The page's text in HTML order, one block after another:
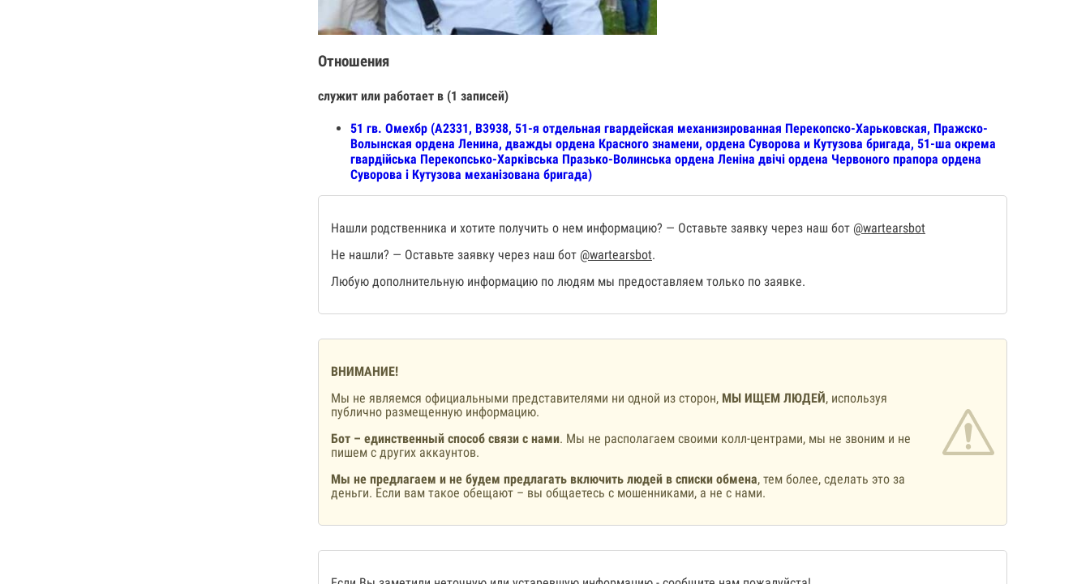
Отношения
служит или работает в (1 записей)
51 гв. Омехбр (А2331, В3938, 51-я отдельная гвардейская механизированная Перекопско-Харьковская, Пражско-
Волынская ордена Ленина, дважды ордена Красного знамени, ордена Суворова и Кутузова бригада, 51-ша окрема
гвардійська Перекопсько-Харківська Празько-Волинська ордена Леніна двічі ордена Червоного прапора ордена
Суворова і Кутузова механізована бригада)
Нашли родственника и хотите получить о нем информацию? — Оставьте заявку через наш бот @wartearsbot
Не нашли? — Оставьте заявку через наш бот @wartearsbot.
Любую дополнительную информацию по людям мы предоставляем только по заявке.
ВНИМАНИЕ!
Мы не являемся официальными представителями ни одной из сторон, МЫ ИЩЕМ ЛЮДЕЙ, используя
публично размещенную информацию.
Бот – единственный способ связи с нами. Мы не располагаем своими колл-центрами, мы не звоним и не
пишем с других аккаунтов.
Мы не предлагаем и не будем предлагать включить людей в списки обмена, тем более, сделать это за
деньги. Если вам такое обещают – вы общаетесь с мошенниками, а не с нами.